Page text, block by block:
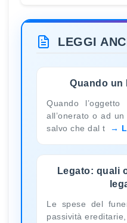
LEGGI
Quando un
Quando
all’onerato o ad
salvo che dal t
Legato: quali
Le spese del
passività